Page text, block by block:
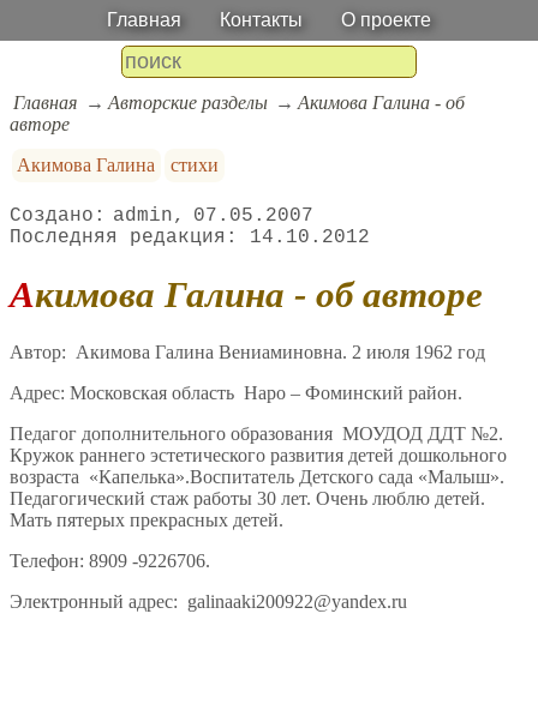
Главная Контакты О проекте
Главная Авторские разделы
Акимова Галина - об
авторе
Акимова Галина
стихи
admin
07.05.2007
14.10.2012
Акимова Галина - об авторе
Автор: Акимова Галина Вениаминовна. 2 июля 1962 год
Адрес: Московская область Наро – Фоминский район.
Педагог дополнительного образования МОУДОД ДДТ №2.
Кружок раннего эстетического развития детей дошкольного
возраста «Капелька».Воспитатель Детского сада «Малыш».
Педагогический стаж работы 30 лет. Очень люблю детей.
Мать пятерых прекрасных детей.
Телефон: 8909 -9226706.
Электронный адрес: galinaaki200922@yandex.ru